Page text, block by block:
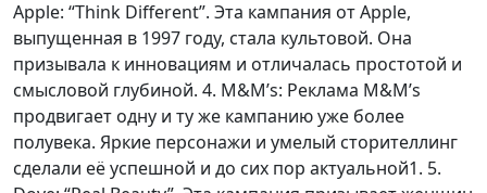
Apple: “Think Different”. Эта кампания от Apple,
выпущенная в 1997 году, стала культовой. Она
призывала к инновациям и отличалась простотой и
смысловой глубиной. 4. M&M’s: Реклама M&M’s
продвигает одну и ту же кампанию уже более
полувека. Яркие персонажи и умелый сторителлинг
сделали её успешной и до сих пор актуальной1. 5.